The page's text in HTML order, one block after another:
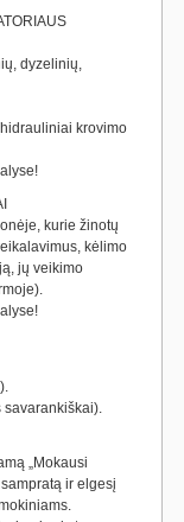
dyzelinių,
krovimo
kurie žinotų
kėlimo
jų veikimo
savarankiškai).
„Mokausi
ir elgesį